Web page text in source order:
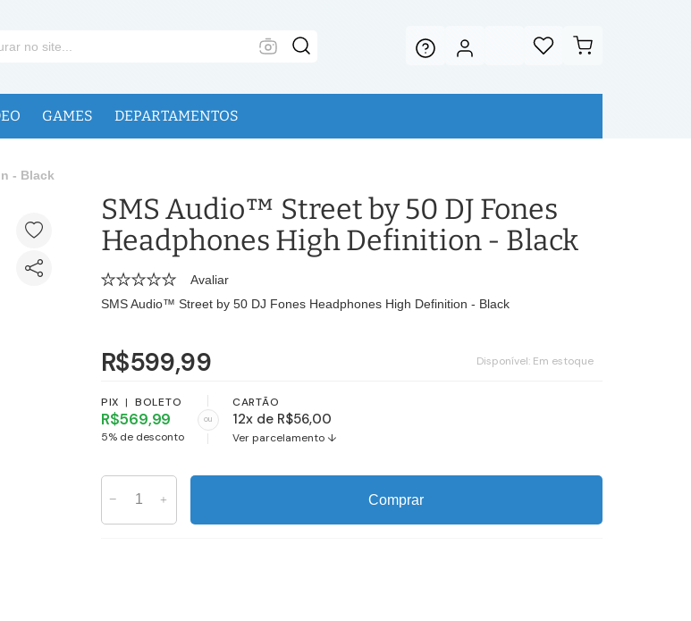
GAMES DEPARTAMENTOS
- Black
SMS Audio™ Street by 50 DJ Fones
Headphones High Definition - Black
Avaliar
SMS Audio™ Street by 50 DJ Fones Headphones High Definition - Black
Disponível: Em estoque
R$599,99
PIX | BOLETO
R$569,99
5% de desconto
ou
CARTÃO
12x de R$56,00
Ver parcelamento ↓
Comprar